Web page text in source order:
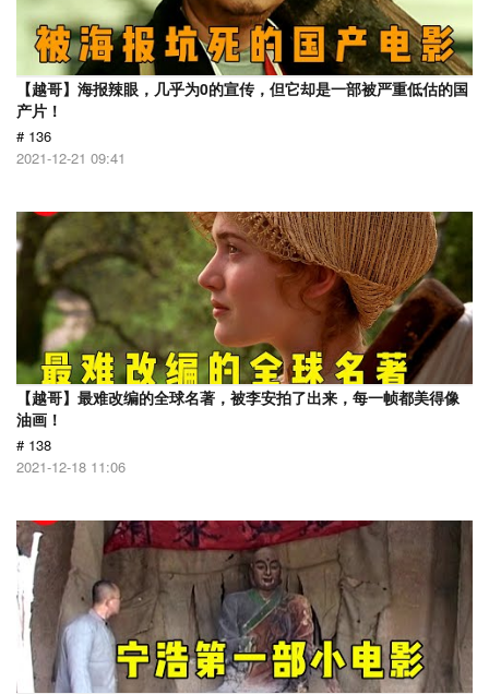
【越哥】海报辣眼，几乎为0的宣传，但它却是一部被严重低估的国
产片！
# 136
2021-12-21 09:41
【越哥】最难改编的全球名著，被李安拍了出来，每一帧都美得像
油画！
# 138
2021-12-18 11:06